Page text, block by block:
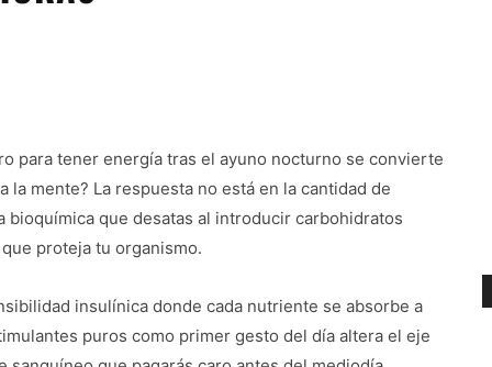
para tener energía tras el ayuno nocturno se convierte
mente? La respuesta no está en la cantidad de
que desatas al introducir carbohidratos
proteja tu organismo.
insulínica donde cada nutriente se absorbe a
puros como primer gesto del día altera el eje